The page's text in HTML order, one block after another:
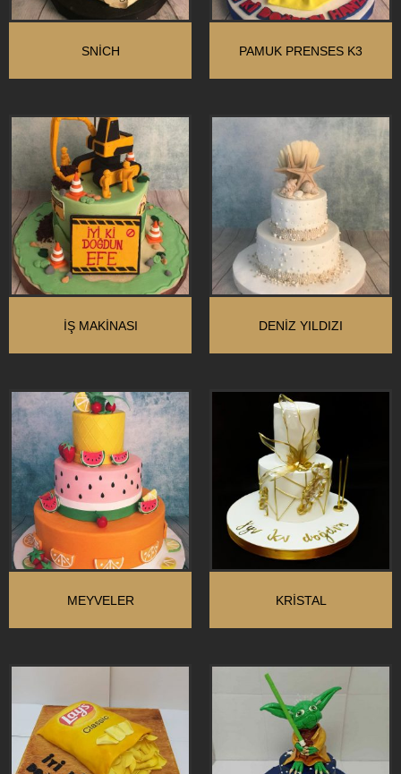
SNİCH PAMUK PRENSES K3
İŞ MAKINASI DENIZ YILDIZI
MEYVELER KRİSTAL